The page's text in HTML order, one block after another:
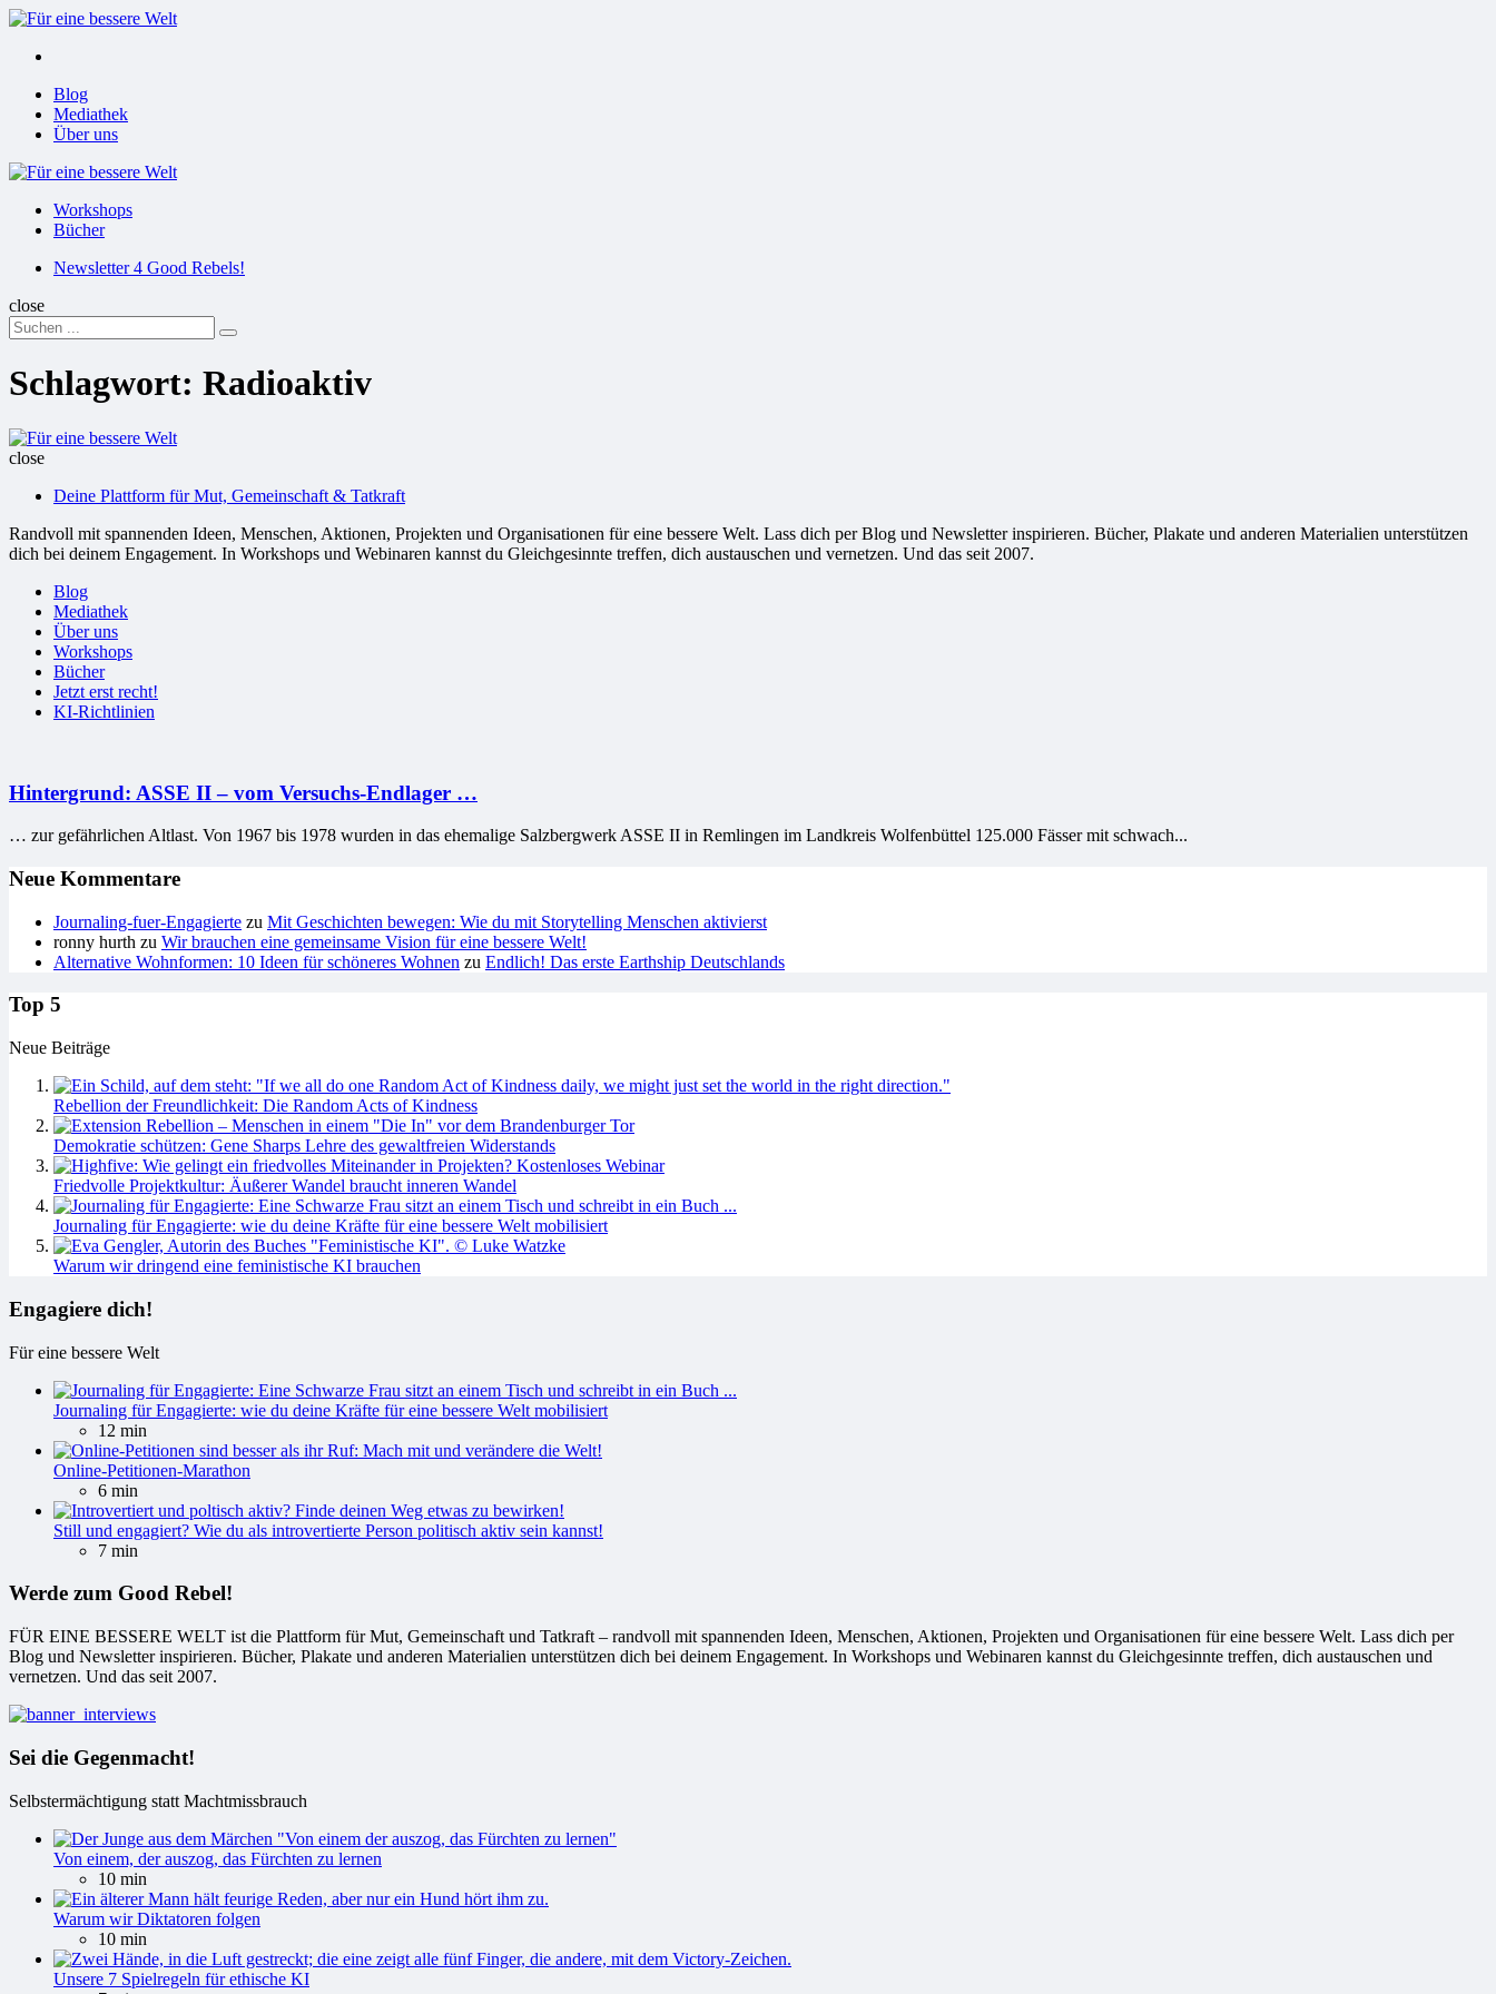
Menu
Menu
Blog
Mediathek
Über uns
Für
Workshops
Bücher
SuchenNewsletter 4 Good Rebels!
close
Search
for:
Suchen
Schlagwort: Radioaktiv
Für
Welt
close
Deine Plattform für Mut, Gemeinschaft & Tatkraft
Randvoll mit spannenden Ideen, Menschen, Aktionen, Projekten und Organisationen für eine bessere Welt. Lass dich per Blog und Newsletter inspirieren. Bücher, Plakate und anderen Materialien unterstützen
dich bei deinem Engagement. In Workshops und Webinaren kannst du Gleichgesinnte treffen, dich austauschen und vernetzen. Und das seit 2007.
Blog
Mediathek
Über uns
Workshops
Bücher
Jetzt erst recht!
KI-Richtlinien
Hintergrund: ASSE II – vom Versuchs-Endlager …
… zur gefährlichen Altlast. Von 1967 bis 1978 wurden in das ehemalige Salzbergwerk ASSE II in Remlingen im Landkreis Wolfenbüttel 125.000 Fässer mit schwach...
Neue Kommentare
Journaling-fuer-Engagierte zu Mit Geschichten bewegen: Wie du mit Storytelling Menschen aktivierst
ronny hurth zu Wir brauchen eine gemeinsame Vision für eine bessere Welt!
Alternative Wohnformen: 10 Ideen für schöneres Wohnen zu Endlich! Das erste Earthship Deutschlands
Top 5
Neue Beiträge
Rebellion der Freundlichkeit: Die Random Acts of Kindness
Demokratie schützen: Gene Sharps Lehre des gewaltfreien Widerstands
Friedvolle Projektkultur: Äußerer Wandel braucht inneren Wandel
Journaling für Engagierte: wie du deine Kräfte für eine bessere Welt mobilisiert
Warum wir dringend eine feministische KI brauchen
Engagiere dich!
Für eine bessere Welt
Journaling für Engagierte: wie du deine Kräfte für eine bessere Welt mobilisiert
12 min
Online-Petitionen-Marathon
6 min
Still und engagiert? Wie du als introvertierte Person politisch aktiv sein kannst!
7 min
Werde zum Good Rebel!
FÜR EINE BESSERE WELT ist die Plattform für Mut, Gemeinschaft und Tatkraft – randvoll mit spannenden Ideen, Menschen, Aktionen, Projekten und Organisationen für eine bessere Welt. Lass dich per
Blog und Newsletter inspirieren. Bücher, Plakate und anderen Materialien unterstützen dich bei deinem Engagement. In Workshops und Webinaren kannst du Gleichgesinnte treffen, dich austauschen und
vernetzen. Und das seit 2007.
Sei die Gegenmacht!
Selbstermächtigung statt Machtmissbrauch
Von einem, der auszog, das Fürchten zu lernen
10 min
Warum wir Diktatoren folgen
10 min
Unsere 7 Spielregeln für ethische KI